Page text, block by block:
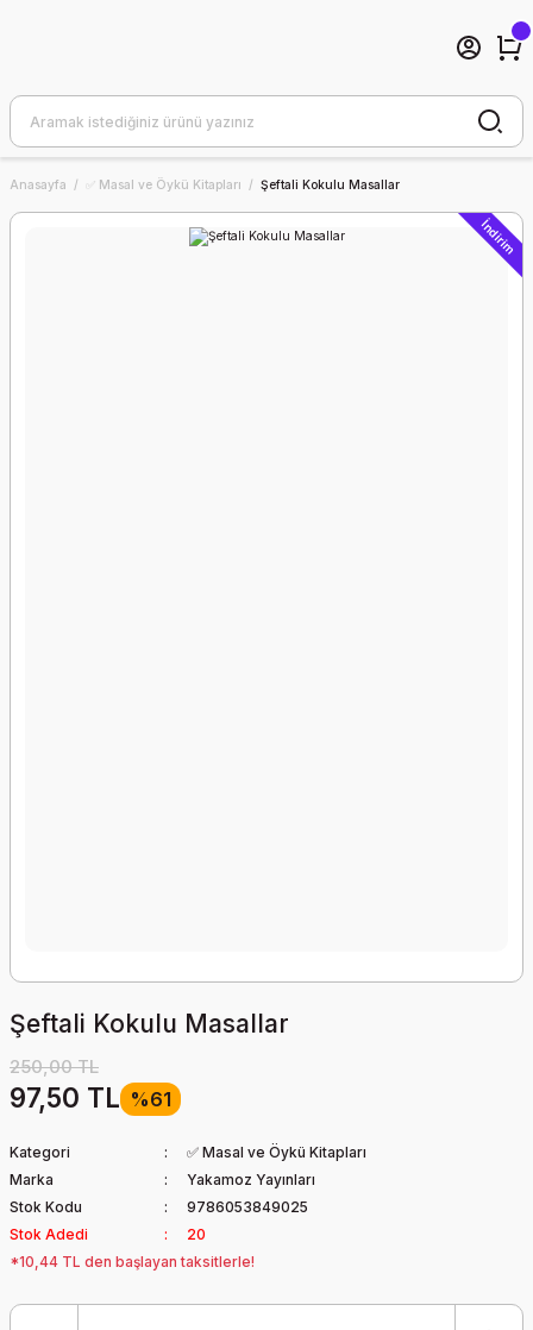
Anasayfa ✅ Masal ve Öykü Kitapları Şeftali Kokulu Masallar
İndirim
Şeftali Kokulu Masallar
250,00 TL
97,50 TL %61
Kategori
✅ Masal ve Öykü Kitapları
Marka
Yakamoz Yayınları
Stok Kodu
9786053849025
Stok Adedi
20
*10,44 TL den başlayan taksitlerle!